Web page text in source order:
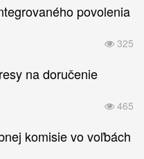
povolenia
325
na doručenie
465
komisie vo voľbách